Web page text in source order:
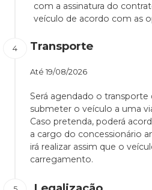
com a assinatura do
veículo de acordo com as
Transporte
Até 19/08/2026
Será agendado o transporte
submeter o veículo a uma
Caso pretenda, poderá
a cargo do concessionário
irá realizar assim que o
carregamento.